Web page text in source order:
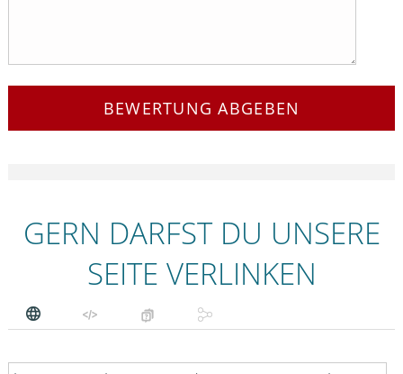
BEWERTUNG ABGEBEN
GERN DARFST DU UNSERE
SEITE VERLINKEN